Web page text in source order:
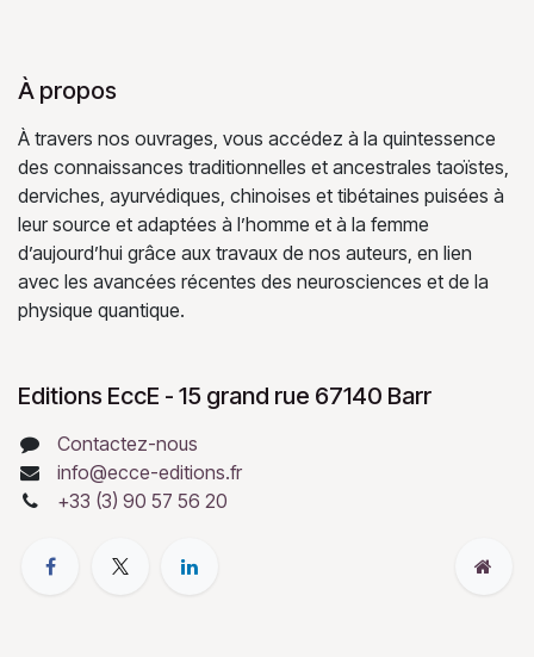
À propos
À travers nos ouvrages, vous accédez à la quintessence
des connaissances traditionnelles et ancestrales taoïstes,
derviches, ayurvédiques, chinoises et tibétaines puisées à
leur source et adaptées à l’homme et à la femme
d’aujourd’hui grâce aux travaux de nos auteurs, en lien
avec les avancées récentes des neurosciences et de la
physique quantique.
Editions EccE - 15 grand rue 67140 Barr
Contactez-nous
info@ecce-editions.fr
+33 (3) 90 57 56 20